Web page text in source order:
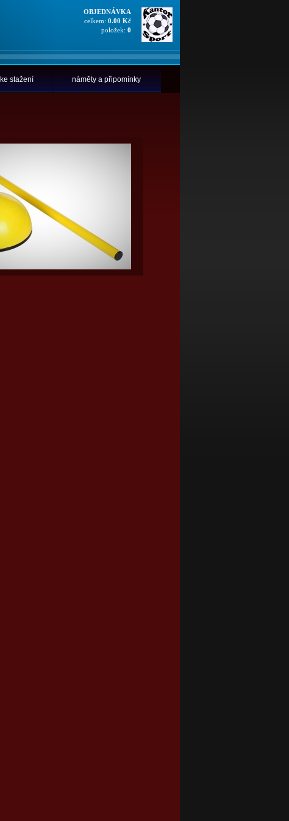
OBJEDNÁVKA
celkem: 0.00 Kč
položek: 0
ke stažení náměty a připomínky